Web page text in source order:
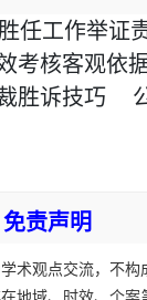
任工作举证
考核客观依
胜诉技巧
免责声明
术观点交流，不构
地域、时效、个案